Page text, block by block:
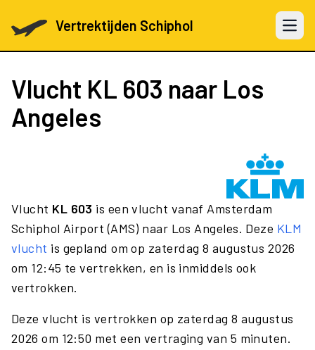
Vertrektijden Schiphol Open
Vlucht KL 603 naar Los
Angeles
Vlucht KL 603 is een vlucht vanaf Amsterdam
Schiphol Airport (AMS) naar Los Angeles. Deze KLM
vlucht is gepland om op zaterdag 8 augustus 2026
om 12:45 te vertrekken, en is inmiddels ook
vertrokken.
Deze vlucht is vertrokken op zaterdag 8 augustus
2026 om 12:50 met een vertraging van 5 minuten.